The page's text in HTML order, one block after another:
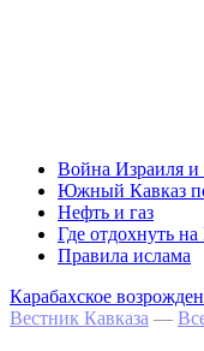
Война Израиля
Южный Кавказ
Нефть и газ
Где отдохнуть на
Правила ислама
Карабахское
Вестник Кавказа —